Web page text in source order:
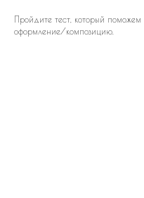
Пройдите тест, который
оформление/композицию.